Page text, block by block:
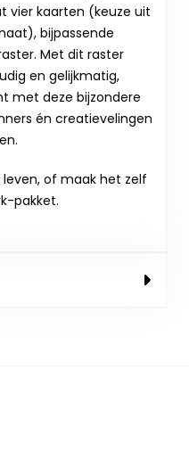
vier kaarten (keuze uit
bijpassende
Met dit raster
en gelijkmatig,
met deze bijzondere
én creatievelingen
of maak het zelf
pakket.